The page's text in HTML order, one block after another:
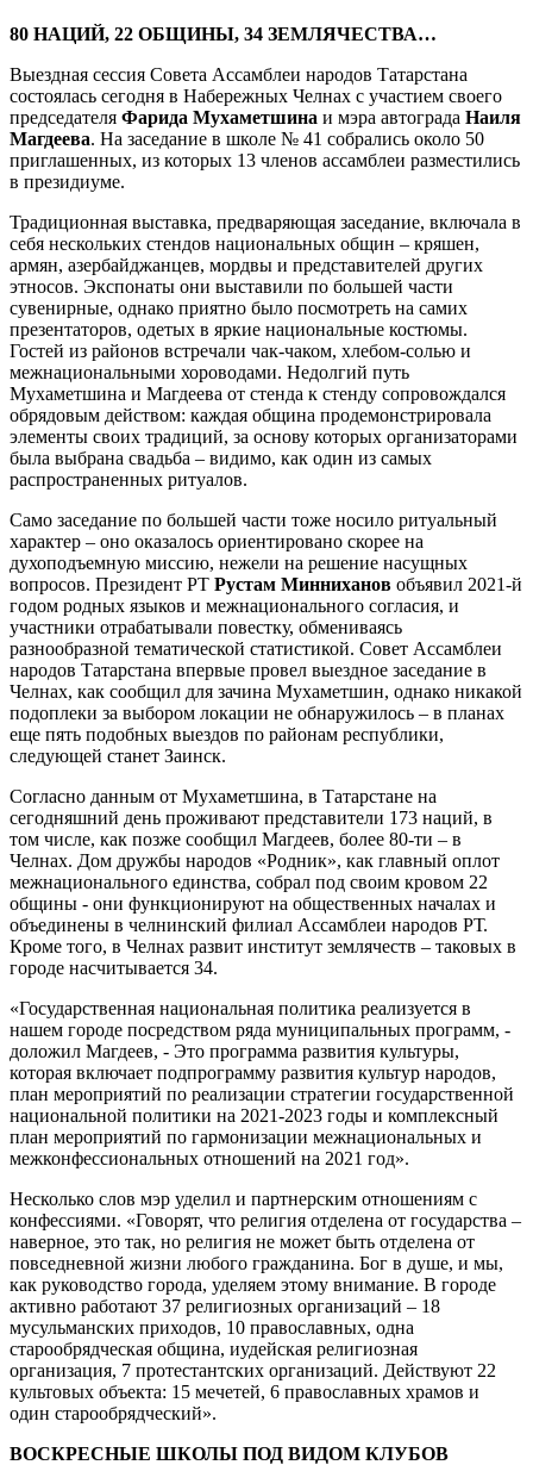
80 НАЦИЙ, 22 ОБЩИНЫ, 34 ЗЕМЛЯЧЕСТВА…
Выездная сессия Совета Ассамблеи народов Татарстана
состоялась сегодня в Набережных Челнах с участием своего
председателя Фарида Мухаметшина и мэра автограда Наиля
Магдеева. На заседание в школе № 41 собрались около 50
приглашенных, из которых 13 членов ассамблеи разместились
в президиуме.
Традиционная выставка, предваряющая заседание, включала в
себя нескольких стендов национальных общин – кряшен,
армян, азербайджанцев, мордвы и представителей других
этносов. Экспонаты они выставили по большей части
сувенирные, однако приятно было посмотреть на самих
презентаторов, одетых в яркие национальные костюмы.
Гостей из районов встречали чак-чаком, хлебом-солью и
межнациональными хороводами. Недолгий путь
Мухаметшина и Магдеева от стенда к стенду сопровождался
обрядовым действом: каждая община продемонстрировала
элементы своих традиций, за основу которых организаторами
была выбрана свадьба – видимо, как один из самых
распространенных ритуалов.
Само заседание по большей части тоже носило ритуальный
характер – оно оказалось ориентировано скорее на
духоподъемную миссию, нежели на решение насущных
вопросов. Президент РТ Рустам Минниханов объявил 2021-й
годом родных языков и межнационального согласия, и
участники отрабатывали повестку, обмениваясь
разнообразной тематической статистикой. Совет Ассамблеи
народов Татарстана впервые провел выездное заседание в
Челнах, как сообщил для зачина Мухаметшин, однако никакой
подоплеки за выбором локации не обнаружилось – в планах
еще пять подобных выездов по районам республики,
следующей станет Заинск.
Согласно данным от Мухаметшина, в Татарстане на
сегодняшний день проживают представители 173 наций, в
том числе, как позже сообщил Магдеев, более 80-ти – в
Челнах. Дом дружбы народов «Родник», как главный оплот
межнационального единства, собрал под своим кровом 22
общины - они функционируют на общественных началах и
объединены в челнинский филиал Ассамблеи народов РТ.
Кроме того, в Челнах развит институт землячеств – таковых в
городе насчитывается 34.
«Государственная национальная политика реализуется в
нашем городе посредством ряда муниципальных программ, -
доложил Магдеев, - Это программа развития культуры,
которая включает подпрограмму развития культур народов,
план мероприятий по реализации стратегии государственной
национальной политики на 2021-2023 годы и комплексный
план мероприятий по гармонизации межнациональных и
межконфессиональных отношений на 2021 год».
Несколько слов мэр уделил и партнерским отношениям с
конфессиями. «Говорят, что религия отделена от государства –
наверное, это так, но религия не может быть отделена от
повседневной жизни любого гражданина. Бог в душе, и мы,
как руководство города, уделяем этому внимание. В городе
активно работают 37 религиозных организаций – 18
мусульманских приходов, 10 православных, одна
старообрядческая община, иудейская религиозная
организация, 7 протестантских организаций. Действуют 22
культовых объекта: 15 мечетей, 6 православных храмов и
один старообрядческий».
ВОСКРЕСНЫЕ ШКОЛЫ ПОД ВИДОМ КЛУБОВ